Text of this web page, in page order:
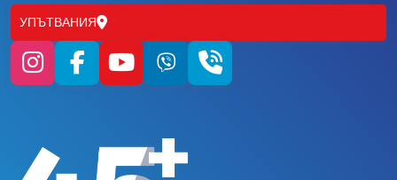
УПЪТВАНИЯ